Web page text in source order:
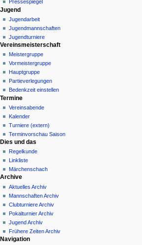
Pressespiegel
Jugend
Jugendarbeit
Jugendmannschaften
Jugendturniere
Vereinsmeisterschaft
Meistergruppe
Vormeistergruppe
Hauptgruppe
Partieverlegungen
Bedenkzeit einstellen
Termine
Vereinsabende
Kalender
Turniere (extern)
Terminvorschau Saison
Dies und das
Regelkunde
Linkliste
Märchenschach
Archive
Aktuelles Archiv
Mannschaften Archiv
Clubturniere Archiv
Pokalturnier Archiv
Jugend Archiv
Frühere Zeiten Archiv
Navigation